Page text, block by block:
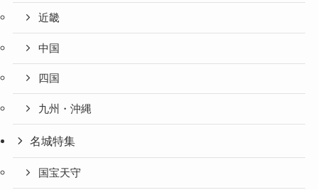
近畿
中国
四国
九州・沖縄
名城特集
国宝天守